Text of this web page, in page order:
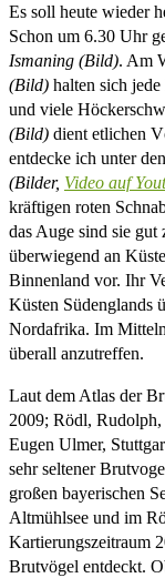
Es soll heute wieder
Schon um 6.30 Uhr
Ismaning (Bild). Am
(Bild) halten sich
und viele
(Bild) dient etlichen
entdecke ich unter
(Bilder, Video auf
kräftigen roten
das Auge sind sie
überwiegend an
Binnenland vor. Ihr
Küsten Südenglands
Nordafrika. Im
überall anzutreffen.
Laut dem Atlas der
2009; Rödl,
Eugen Ulmer,
sehr seltener
großen bayerischen
Altmühlsee und im
Kartierungszeitraum
Brutvögel entdeckt.